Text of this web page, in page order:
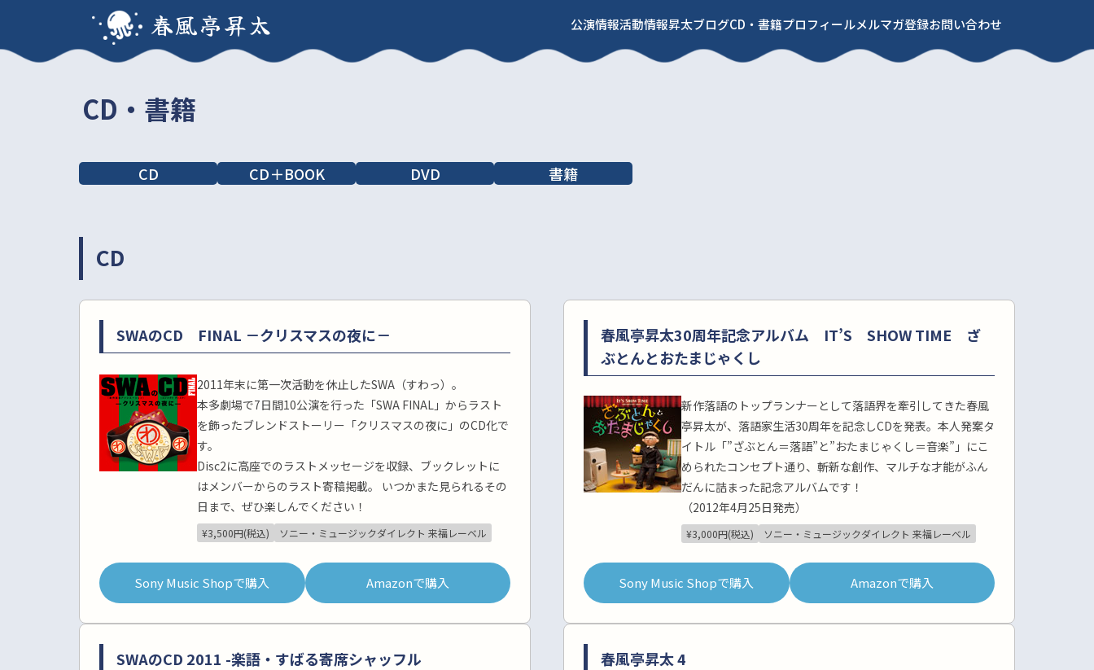
春風亭昇太 公演情報活動情報昇太ブログCD・書籍プロフィールメルマガ登録お問い合わせ
CD・書籍
CD CD＋BOOK DVD 書籍
CD
SWAのCD FINAL －クリスマスの夜に－
2011年末に第一次活動を休止したSWA（すわっ）。
本多劇場で7日間10公演を行った「SWA FINAL」からラスト
を飾ったブレンドストーリー「クリスマスの夜に」のCD化で
す。
Disc2に高座でのラストメッセージを収録、ブックレットに
はメンバーからのラスト寄稿掲載。 いつかまた見られるその
日まで、ぜひ楽しんでください！
¥3,500円(税込) ソニー・ミュージックダイレクト 来福レーベル
Sony Music Shopで購入 Amazonで購入
春風亭昇太30周年記念アルバム IT’S SHOW TIME ざ
ぶとんとおたまじゃくし
新作落語のトップランナーとして落語界を牽引してきた春風
亭昇太が、落語家生活30周年を記念しCDを発表。本人発案タ
イトル「”ざぶとん＝落語”と”おたまじゃくし＝音楽”」にこ
められたコンセプト通り、斬新な創作、マルチな才能がふん
だんに詰まった記念アルバムです！
（2012年4月25日発売）
¥3,000円(税込) ソニー・ミュージックダイレクト 来福レーベル
Sony Music Shopで購入 Amazonで購入
SWAのCD 2011 -楽語・すばる寄席シャッフル 春風亭昇太 4